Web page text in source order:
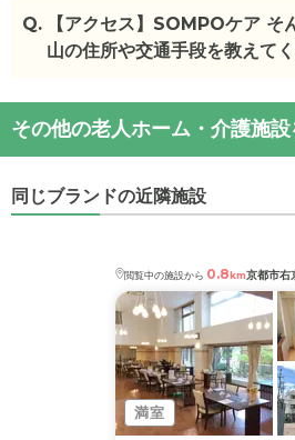
SOMPOケア そんぽの家Ｓ京都
・マンションみたいに元気な人
る。お世話してもら...
すが、スタッフの...
施設の雰囲気
SOMPOケア そんぽの家Ｓ京都
5枚の施設写真を見ることがで
◎ケアスル 介護の3つの特徴
・経験豊富な入居相談員が完全
入居相談：0120-579-721（
受付時間：10：00～19：00
・全国10000件の介護施設情
SOMPOケア そんぽの家Ｓ京
額料金は次のとおりです。
・月額費用が14〜22.0万円
・要介護度：自立、要支援1、要
ケアスル 介護では詳細な料金
す。詳しくは
こちら 。
◎ケアスル 介護の3つの特徴
・経験豊富な入居相談員が完全
Q.
【アクセス】SOMPOケア そ
山の住所や交通手段を教えて
SOMPOケア そんぽの家Ｓ京
ス
・住所：京都府京都市右京区嵯
・最寄り駅：有栖川駅
その他の老人ホーム・介護施
同じブランドの近隣施設
閲覧中の施設から 0.8km京都市右
満室